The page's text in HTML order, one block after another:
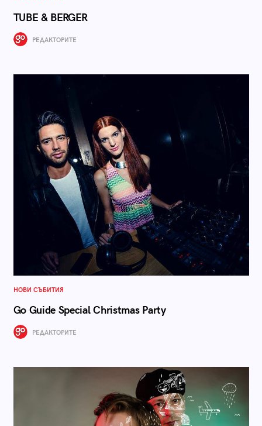
TUBE & BERGER
РЕДАКТОРИТЕ
НОВИ СЪБИТИЯ
Go Guide Special Christmas Party
РЕДАКТОРИТЕ